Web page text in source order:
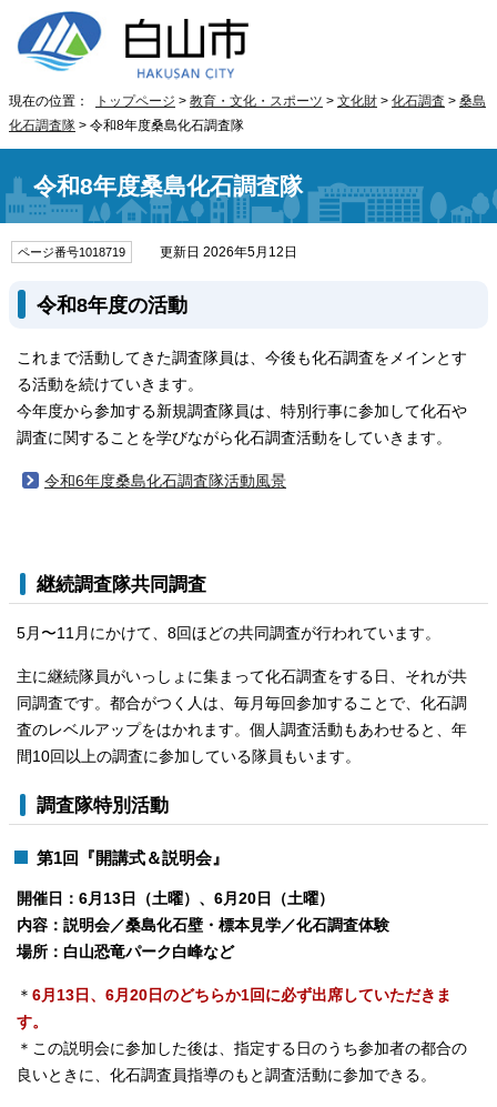
現在の位置： トップページ > 教育・文化・スポーツ > 文化財 > 化石調査 > 桑島
化石調査隊 > 令和8年度桑島化石調査隊
令和8年度桑島化石調査隊
ページ番号1018719 更新日 2026年5月12日
令和8年度の活動
これまで活動してきた調査隊員は、今後も化石調査をメインとす
る活動を続けていきます。
今年度から参加する新規調査隊員は、特別行事に参加して化石や
調査に関することを学びながら化石調査活動をしていきます。
令和6年度桑島化石調査隊活動風景
継続調査隊共同調査
5月〜11月にかけて、8回ほどの共同調査が行われています。
主に継続隊員がいっしょに集まって化石調査をする日、それが共
同調査です。都合がつく人は、毎月毎回参加することで、化石調
査のレベルアップをはかれます。個人調査活動もあわせると、年
間10回以上の調査に参加している隊員もいます。
調査隊特別活動
第1回『開講式＆説明会』
開催日：6月13日（土曜）、6月20日（土曜）
内容：説明会／桑島化石壁・標本見学／化石調査体験
場所：白山恐竜パーク白峰など
＊ 6月13日、6月20日のどちらか1回に必ず出席していただきま
す。
＊この説明会に参加した後は、指定する日のうち参加者の都合の
良いときに、化石調査員指導のもと調査活動に参加できる。